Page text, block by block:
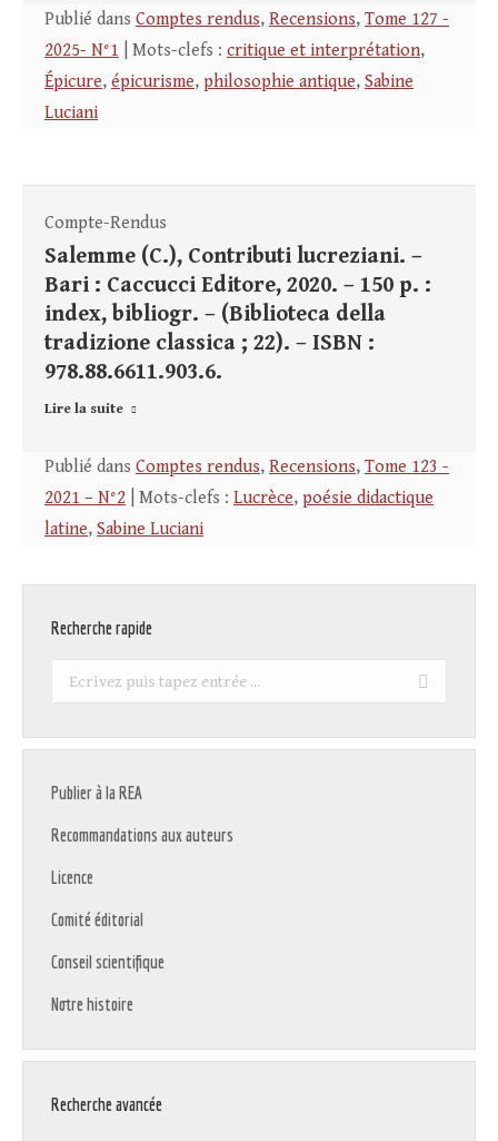
Publié dans Comptes rendus, Recensions, Tome 127 -
2025- N°1 | Mots-clefs : critique et interprétation,
Épicure, épicurisme, philosophie antique, Sabine
Luciani
Compte-Rendus
Salemme (C.), Contributi lucreziani. –
Bari : Caccucci Editore, 2020. – 150 p. :
index, bibliogr. – (Biblioteca della
tradizione classica ; 22). – ISBN :
978.88.6611.903.6.
Lire la suite
Publié dans Comptes rendus, Recensions, Tome 123 -
2021 – N°2 | Mots-clefs : Lucrèce, poésie didactique
latine, Sabine Luciani
Recherche rapide
Recherche
Publier à la REA
Recommandations aux auteurs
Licence
Comité éditorial
Conseil scientifique
Notre histoire
Recherche avancée